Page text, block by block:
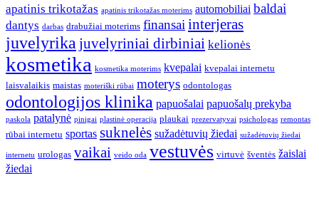
apatinis trikotažas apatinis trikotažas moterims automobiliai baldai
dantys darbas drabužiai moterims finansai interjeras
juvelyrika juvelyriniai dirbiniai kelionės
kosmetika kosmetika moterims kvepalai kvepalai internetu
laisvalaikis maistas moteriški rūbai moterys odontologas
odontologijos klinika papuošalai papuošalų prekyba
paskola patalynė pinigai plastinė operacija plaukai prezervatyvai psichologas remontas
rūbai internetu sportas suknelės sužadėtuvių žiedai sužadėtuvių žiedai
internetu urologas vaikai veido oda vestuvės virtuvė šventės žaislai
žiedai